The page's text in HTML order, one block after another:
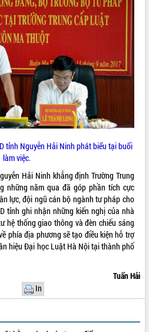
tỉnh Nguyễn Hải Ninh phát biểu tại buổi
làm việc.
Hải Ninh khẳng định Trường Trung
những năm qua đã góp phần tích cực
lực, đội ngũ cán bộ ngành tư pháp cho
tỉnh ghi nhận những kiến nghị của nhà
hệ thống giao thông và đèn chiếu sáng
phía địa phương sẽ tạo điều kiện hỗ trợ
hiệu Đại học Luật Hà Nội tại thành phố
Tuấn Hải
In